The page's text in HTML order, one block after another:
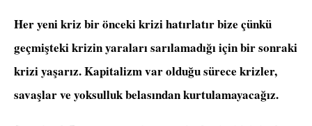
Her yeni kriz bir önceki krizi hatırlatır bize çünkü
geçmişteki krizin yaraları sarılamadığı için bir sonraki
krizi yaşarız. Kapitalizm var olduğu sürece krizler,
savaşlar ve yoksulluk belasından kurtulamayacağız.